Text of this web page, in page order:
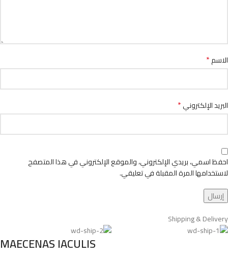
الاسم*
البريد الإلكتروني*
احفظ اسمي، بريدي الإلكتروني، والموقع الإلكتروني في هذا المتصفح
لاستخدامها المرة المقبلة في تعليقي.
Shipping & Delivery
MAECENAS IACULIS